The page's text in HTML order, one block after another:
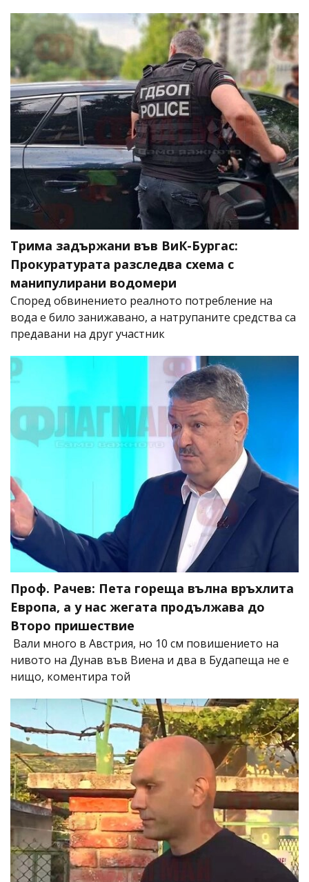
Трима задържани във ВиК-Бургас:
Прокуратурата разследва схема с
манипулирани водомери
Според обвинението реалното потребление на
вода е било занижавано, а натрупаните средства са
предавани на друг участник
Проф. Рачев: Пета гореща вълна връхлита
Европа, а у нас жегата продължава до
Второ пришествие
Вали много в Австрия, но 10 см повишението на
нивото на Дунав във Виена и два в Будапеща не е
нищо, коментира той